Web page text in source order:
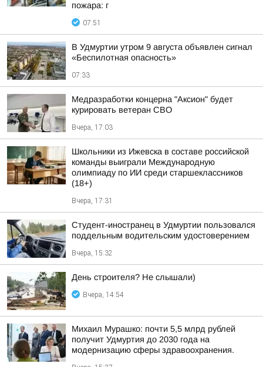
пожара: г
07:51
В Удмуртии утром 9 августа объявлен сигнал
«Беспилотная опасность»
07:33
Медразработки концерна "Аксион" будет
курировать ветеран СВО
Вчера, 17:03
Школьники из Ижевска в составе российской
команды выиграли Международную
олимпиаду по ИИ среди старшеклассников
(18+)
Вчера, 17:31
Студент-иностранец в Удмуртии пользовался
поддельным водительским удостоверением
Вчера, 15:32
День строителя? Не слышали)
Вчера, 14:54
Михаил Мурашко: почти 5,5 млрд рублей
получит Удмуртия до 2030 года на
модернизацию сферы здравоохранения.